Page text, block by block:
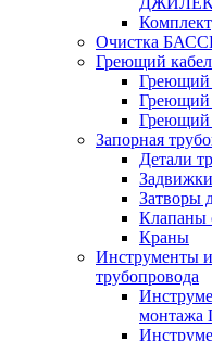
Очистка
Греющий
Греющий
Греющий
Греющий
Запорная
Детали
Задвижки
Затворы
Клапаны
Краны
Инструменты
трубопровода
монтажа